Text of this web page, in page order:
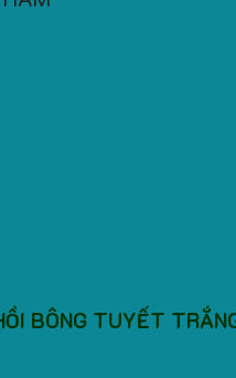
BÔNG TUYẾT